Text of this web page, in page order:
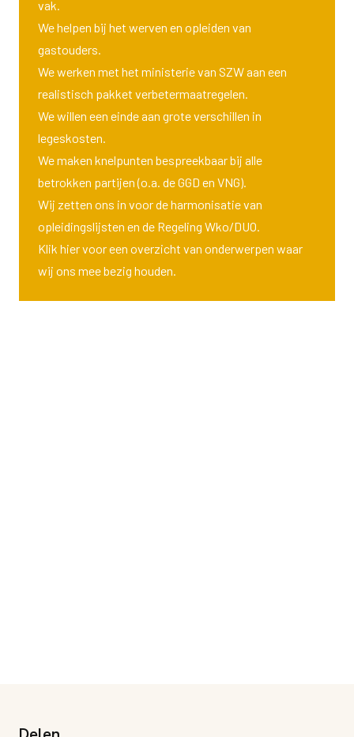
vak.
We helpen bij het werven en opleiden van
gastouders.
We werken met het ministerie van SZW aan een
realistisch pakket verbetermaatregelen.
We willen een einde aan grote verschillen in
legeskosten.
We maken knelpunten bespreekbaar bij alle
betrokken partijen (o.a. de GGD en VNG).
Wij zetten ons in voor de harmonisatie van
opleidingslijsten en de Regeling Wko/DUO.
Klik hiervoor een overzicht van onderwerpen waar
wij ons mee bezig houden.